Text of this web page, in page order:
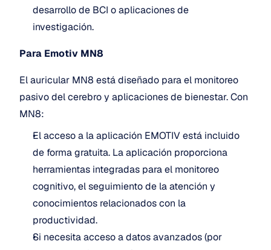
desarrollo de BCI o aplicaciones de
investigación.
Para Emotiv MN8
El auricular MN8 está diseñado para el monitoreo
pasivo del cerebro y aplicaciones de bienestar. Con
MN8:
El acceso a la aplicación EMOTIV está incluido
de forma gratuita. La aplicación proporciona
herramientas integradas para el monitoreo
cognitivo, el seguimiento de la atención y
conocimientos relacionados con la
productividad.
Si necesita acceso a datos avanzados (por